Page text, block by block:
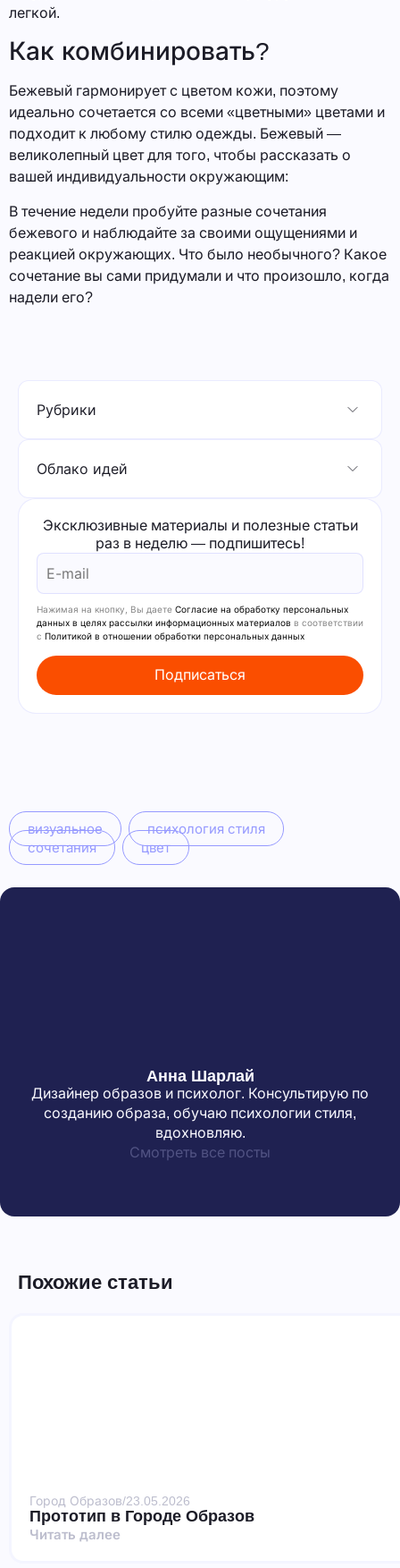
легкой.
Как комбинировать?
Бежевый гармонирует с цветом кожи, поэтому
идеально сочетается со всеми «цветными» цветами и
подходит к любому стилю одежды. Бежевый —
великолепный цвет для того, чтобы рассказать о
вашей индивидуальности окружающим:
В течение недели пробуйте разные сочетания
бежевого и наблюдайте за своими ощущениями и
реакцией окружающих. Что было необычного? Какое
сочетание вы сами придумали и что произошло, когда
надели его?
Рубрики
Облако идей
Эксклюзивные материалы и полезные статьи
раз в неделю — подпишитесь!
Нажимая на кнопку, Вы даете Согласие на обработку персональных
данных в целях рассылки информационных материалов в соответствии
с Политикой в отношении обработки персональных данных
визуальное
психология стиля
сочетания
цвет
Анна Шарлай
Дизайнер образов и психолог. Консультирую по
созданию образа, обучаю психологии стиля,
вдохновляю.
Смотреть все посты
Похожие статьи
Город Образов/23.05.2026
Прототип в Городе Образов
Читать далее